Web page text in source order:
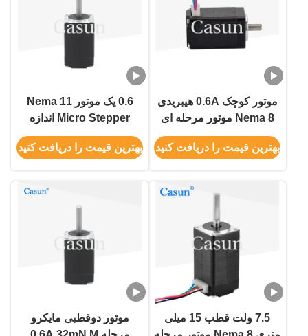
موتور کوچک 0.6A هیبریدی
Nema 8 موتور مرحله ای
40mN.M برای ماشین
زیبایی
بهترین قیمت را دریافت کنید
0.6 یک موتور Nema 11
Micro Stepper اندازه
کوچک برای گواهینامه های
ربات Ce
بهترین قیمت را دریافت کنید
7.5 ولت قطب 15 میلی
موتور دوقطبی مایکرو